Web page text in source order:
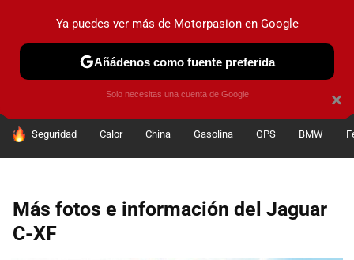
PRUEBAS COCHES ELÉCTRICOS OBSERVATORIO
HOY SE HABLA DE
Seguridad Calor China Gasolina GPS BMW
Más fotos e información del Jaguar
C-XF
×
Ya puedes ver más de Motorpasion en Google
Añádenos como fuente preferida
Solo necesitas una cuenta de Google